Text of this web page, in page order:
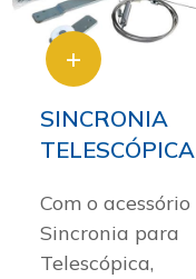
SINCRONIA
TELESCÓPICA
Com o acessório
Sincronia para
Telescópica,